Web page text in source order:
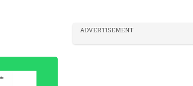
ADVERTISEMENT